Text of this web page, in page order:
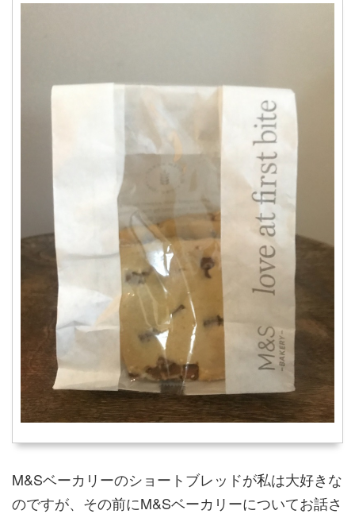
M&Sベーカリーのショートブレッドが私は大好きな
のですが、その前にM&Sベーカリーについてお話さ